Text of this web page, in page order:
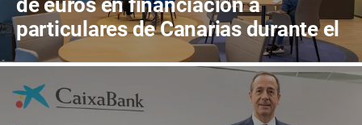
de euros en financiación a
particulares de Canarias durante el
primer semestre